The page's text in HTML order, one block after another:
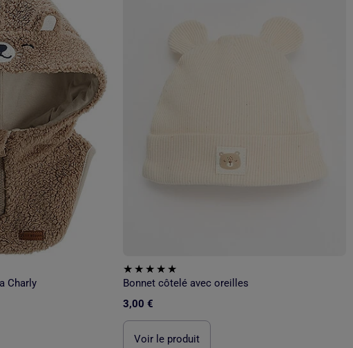
Charly
Bonnet côtelé avec oreilles
3,00 €
Voir le produit